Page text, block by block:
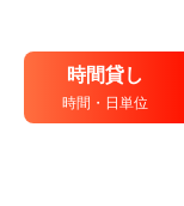
時間貸し
時間・日単位